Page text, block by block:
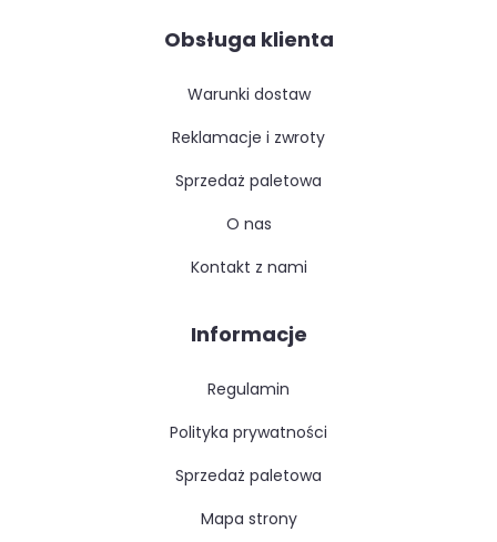
Obsługa klienta
warunki dostaw
reklamacje i zwroty
sprzedaż paletowa
o nas
kontakt z nami
Informacje
regulamin
polityka prywatności
sprzedaż paletowa
mapa strony